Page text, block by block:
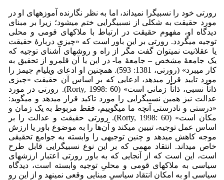
رورتی خود را نسبی­گرا نمی­داند، اما به نظر نگارنده آموزه­های او در
مورد حقیقت به شکلی از نسبی­گرایی ختم می­شود؛ زیرا بر مبنای
دیدگاه او، مفهوم حقیقت در ارتباط با ملاک­های قومی و محلی
توجیه می­گردد. رورتی بر این باور است که «چیزی دربارۀ حقیقت
یا عقلانیت نمی­توان گفت مگر از راه و روش­های آشنای توجیه که
یک جامعۀ مشخص – جامعۀ ما- در این یا آن قلمرو از تحقیق به
کار می­برد» (رورتی، 1381: 593). همچنین او ادعای ویلیام جیمز را
مورد تایید قرار می­دهد، ادعایی که بر اساس آن حقیقت «چیزی
ذاتاً نسبی، ذاتاً زمانی است» (Rorty, 1998: 60). رورتی در مورد
عدالت نیز همین نسبی­گرایی را مورد تاکید قرار می­دهد و می­گوید:
«درستی و نادرستی آنچه ما می­گوییم، فقط مربوط به یک زمان و
مکان است» (Rorty, 1998: 60). رورتی حقیقت و عدالت را بر
اساس عمل توجیه، تبیین می­کند و آن‌ها را به موضوع باور یا ارزش
موجه کاهش می­دهد و چنین توجیهی را وابسته به جوامع تحقیقی
خاص می­داند. انتقاد مهمی که بر این نوع نسبی­گرایی قابل طرح
است، این است که از آنجایی که به باور رورتی اعتبار ارزش­های
سیاسی به ملاک­های قومی و محلیِ توجیه وابسته است، دیدگاه
سیاسی او به امکان انتقاد سیاسیِ مبنایی وقعی نمی­نهد و از این رو